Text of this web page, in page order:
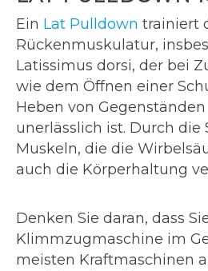
Ein Lat Pulldown trainiert
Rückenmuskulatur,
Latissimus dorsi, der bei
wie dem Öffnen einer
Heben von
unerlässlich ist. Durch die
Muskeln, die die
auch die Körperhaltung
Denken Sie daran, dass
Klimmzugmaschine im
meisten Kraftmaschinen